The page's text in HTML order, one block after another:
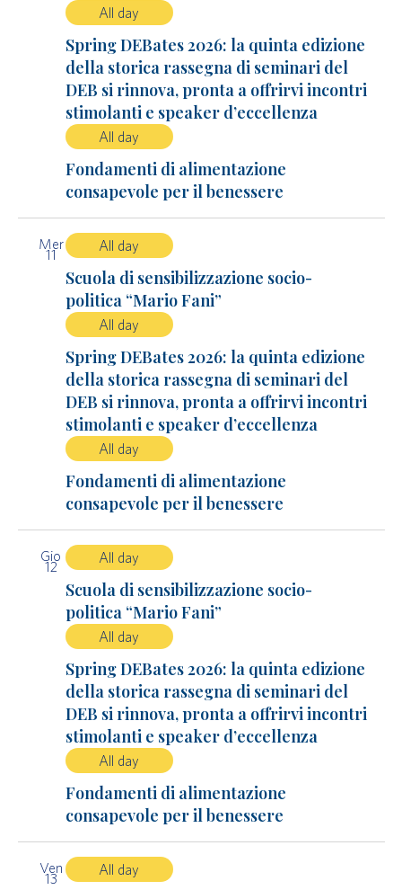
All day
Spring DEBates 2026: la quinta edizione
della storica rassegna di seminari del
DEB si rinnova, pronta a offrirvi incontri
stimolanti e speaker d’eccellenza
All day
Fondamenti di alimentazione
consapevole per il benessere
Mer
11
All day
Scuola di sensibilizzazione socio-
politica “Mario Fani”
All day
Spring DEBates 2026: la quinta edizione
della storica rassegna di seminari del
DEB si rinnova, pronta a offrirvi incontri
stimolanti e speaker d’eccellenza
All day
Fondamenti di alimentazione
consapevole per il benessere
Gio
12
All day
Scuola di sensibilizzazione socio-
politica “Mario Fani”
All day
Spring DEBates 2026: la quinta edizione
della storica rassegna di seminari del
DEB si rinnova, pronta a offrirvi incontri
stimolanti e speaker d’eccellenza
All day
Fondamenti di alimentazione
consapevole per il benessere
Ven
13
All day